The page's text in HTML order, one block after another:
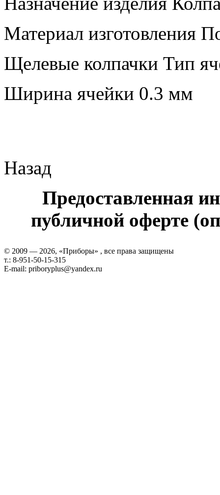
Материал изготовления
Щелевые колпачки Тип
Ширина ячейки 0.3 мм
Назад
Предоставленная
публичной оферте
© 2009 — 2026, «Приборы» , все права защищены
т.: 8-951-50-15-315
E-mail: priboryplus@yandex.ru